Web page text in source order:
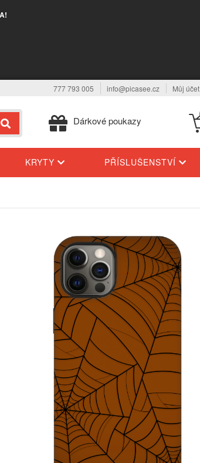
777 793 005 info@picasee.cz Můj účet
Dárkové poukazy
KRYTY PŘÍSLUŠENSTVÍ